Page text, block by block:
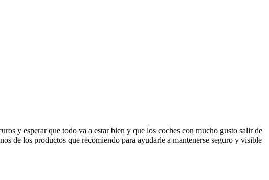
y esperar que todo va a estar bien y que los coches con mucho gusto salir de
de los productos que recomiendo para ayudarle a mantenerse seguro y visible